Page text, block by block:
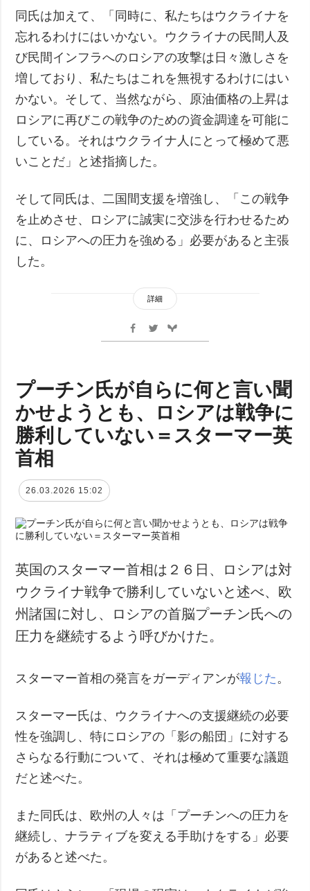
同氏は加えて、「同時に、私たちはウクライナを
忘れるわけにはいかない。ウクライナの民間人及
び民間インフラへのロシアの攻撃は日々激しさを
増しており、私たちはこれを無視するわけにはい
かない。そして、当然ながら、原油価格の上昇は
ロシアに再びこの戦争のための資金調達を可能に
している。それはウクライナ人にとって極めて悪
いことだ」と述指摘した。
そして同氏は、二国間支援を増強し、「この戦争
を止めさせ、ロシアに誠実に交渉を行わせるため
に、ロシアへの圧力を強める」必要があると主張
した。
詳細
プーチン氏が自らに何と言い聞
かせようとも、ロシアは戦争に
勝利していない＝スターマー英
首相
26.03.2026 15:02
英国のスターマー首相は２６日、ロシアは対
ウクライナ戦争で勝利していないと述べ、欧
州諸国に対し、ロシアの首脳プーチン氏への
圧力を継続するよう呼びかけた。
スターマー首相の発言をガーディアンが報じた 。
スターマー氏は、ウクライナへの支援継続の必要
性を強調し、特にロシアの「影の船団」に対する
さらなる行動について、それは極めて重要な議題
だと述べた。
また同氏は、欧州の人々は「プーチンへの圧力を
継続し、ナラティブを変える手助けをする」必要
があると述べた。